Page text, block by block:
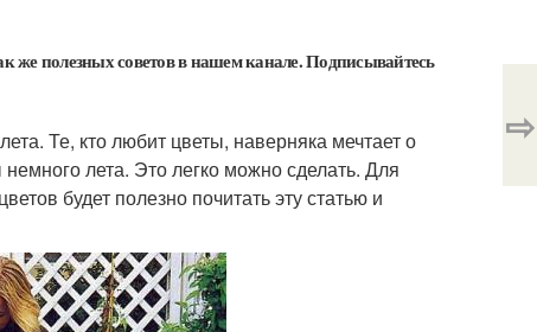
же полезных советов в нашем канале. Подписывайтесь
Те, кто любит цветы, наверняка мечтает о
лета. Это легко можно сделать. Для
будет полезно почитать эту статью и
⇨